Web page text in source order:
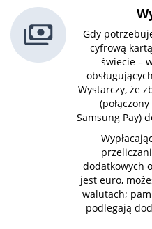
Gdy
cyfrową
świecie –
Wystarczy, że
Samsung Pay)
dodatkowych
jest euro,
walutach;
podlegają